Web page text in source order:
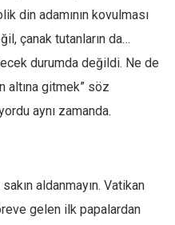
din adamının kovulması
çanak tutanların da…
durumda değildi. Ne de
altına gitmek” söz
aynı zamanda.
aldanmayın. Vatikan
gelen ilk papalardan